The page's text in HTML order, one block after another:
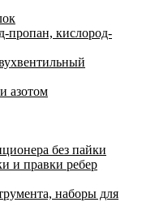
пропан, кислород-
азотом
без пайки
и правки ребер
наборы для